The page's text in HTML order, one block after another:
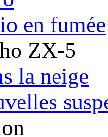
en fumée
ZX-5
la neige